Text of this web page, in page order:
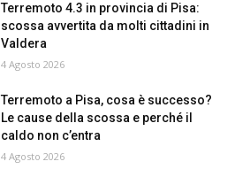
Terremoto 4.3 in provincia di Pisa:
scossa avvertita da molti cittadini in
Valdera
4 Agosto 2026
Terremoto a Pisa, cosa è successo?
Le cause della scossa e perché il
caldo non c’entra
4 Agosto 2026